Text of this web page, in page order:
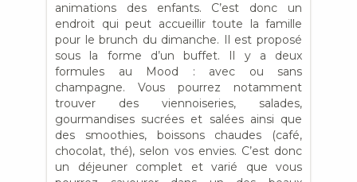
animations des enfants. C’est donc un
endroit qui peut accueillir toute la famille
pour le brunch du dimanche. Il est proposé
sous la forme d’un buffet. Il y a deux
formules au Mood : avec ou sans
champagne. Vous pourrez notamment
trouver des viennoiseries, salades,
gourmandises sucrées et salées ainsi que
des smoothies, boissons chaudes (café,
chocolat, thé), selon vos envies. C’est donc
un déjeuner complet et varié que vous